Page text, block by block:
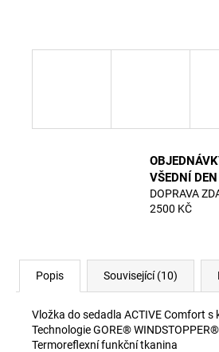
VŠEDNÍ DEN
DOPRAVA
2500 KČ
Popis Související (10)
Vložka do sedadla ACTIVE Comfort s
Technologie GORE®
Termoreflexní funkční tkanina